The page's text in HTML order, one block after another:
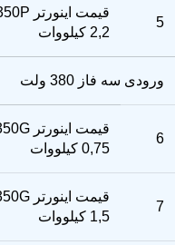
5
2,2 کیلووات
ورودی سه فاز 380 ولت
6
0,75 کیلووات
7
1,5 کیلووات